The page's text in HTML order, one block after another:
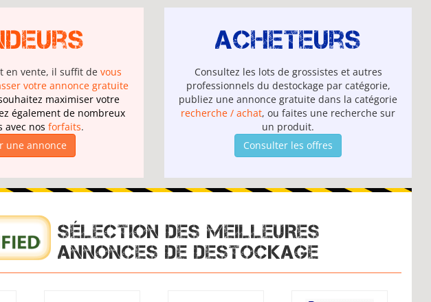
en vente, il suffit de vous
votre annonce gratuite
maximiser votre
également de nombreux
avec nos forfaits.
une annonce
Acheteurs
Consultez les lots de grossistes et autres
professionnels du destockage par catégorie,
publiez une annonce gratuite dans la catégorie
recherche / achat, ou faites une recherche sur
un produit.
Consulter les offres
SÉLECTION DES MEILLEURES
ANNONCES DE DESTOCKAGE